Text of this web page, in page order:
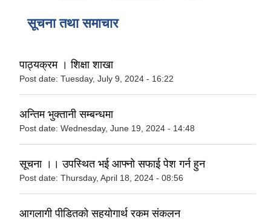
सूचना तथा समाचार
पाठ्यक्रम । शिक्षा शाखा
Post date: Tuesday, July 9, 2024 - 16:22
अन्तिम भुक्तानी सम्बन्धमा
Post date: Wednesday, June 19, 2024 - 14:48
सूचना ।। उपस्थित भई आफ्नो सफाई पेश गर्न हुन
Post date: Thursday, April 18, 2024 - 08:56
आगलागी पीडितको सहयोगार्थ रकम संकलन